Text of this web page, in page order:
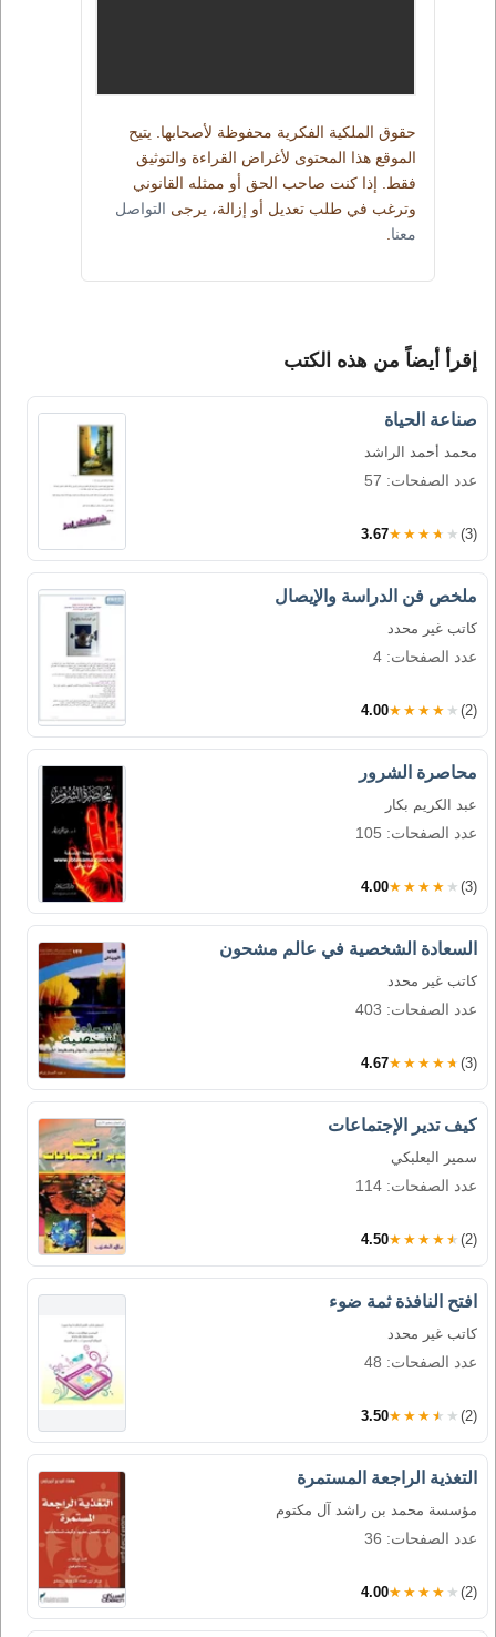
حقوق الملكية الفكرية محفوظة لأصحابها. يتيح
الموقع هذا المحتوى لأغراض القراءة والتوثيق
فقط. إذا كنت صاحب الحق أو ممثله القانوني
وترغب في طلب تعديل أو إزالة، يرجى التواصل
معنا
إقرأ أيضاً من هذه الكتب
صناعة الحياة
محمد أحمد الراشد
عدد الصفحات: 57
3.67★★★★★ (3)
ملخص فن الدراسة والإيصال
كاتب غير محدد
عدد الصفحات: 4
4.00★★★★★ (2)
محاصرة الشرور
عبد الكريم بكار
عدد الصفحات: 105
4.00★★★★★ (3)
السعادة الشخصية في عالم مشحون
كاتب غير محدد
عدد الصفحات: 403
4.67★★★★★ (3)
كيف تدير الإجتماعات
سمير البعلبكي
عدد الصفحات: 114
4.50★★★★★ (2)
افتح النافذة ثمة ضوء
كاتب غير محدد
عدد الصفحات: 48
3.50★★★★★ (2)
التغذية الراجعة المستمرة
مؤسسة محمد بن راشد آل مكتوم
عدد الصفحات: 36
4.00★★★★★ (2)